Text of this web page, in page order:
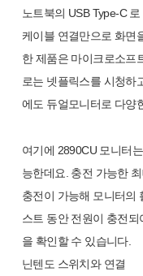
노트북의 USB Type-C
케이블 연결만으로 화면
한 제품은 마이크로소프
로는 넷플릭스를 시청하
에도 듀얼모니터로 다양
여기에 2890CU 모니터
능한데요. 충전 가능한
충전이 가능해 모니터의
스트 동안 전원이 충전
을 확인할 수 있습니다.
닌텐도 스위치와 연결